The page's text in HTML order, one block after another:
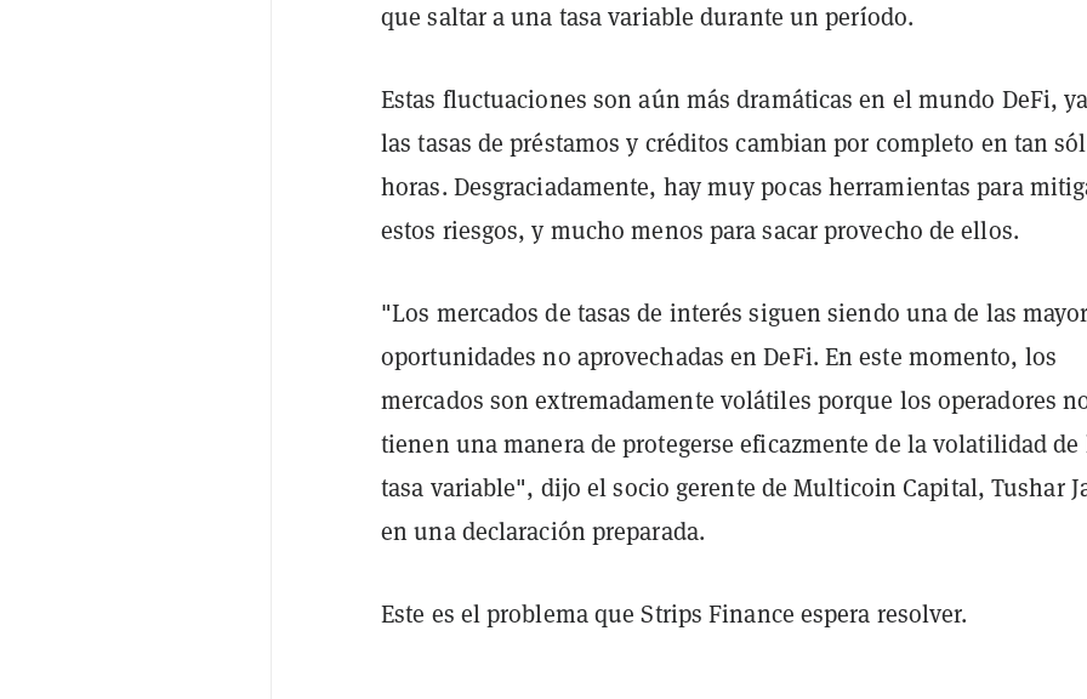
que saltar a una tasa variable durante un período.
Estas fluctuaciones son aún más dramáticas en el mundo DeFi,
las tasas de préstamos y créditos cambian por completo en tan
horas. Desgraciadamente, hay muy pocas herramientas para
estos riesgos, y mucho menos para sacar provecho de ellos.
"Los mercados de tasas de interés siguen siendo una de las
oportunidades no aprovechadas en DeFi. En este momento, los
mercados son extremadamente volátiles porque los operadores
tienen una manera de protegerse eficazmente de la volatilidad de
tasa variable", dijo el socio gerente de Multicoin Capital, Tushar
en una declaración preparada.
Este es el problema que Strips Finance espera resolver.